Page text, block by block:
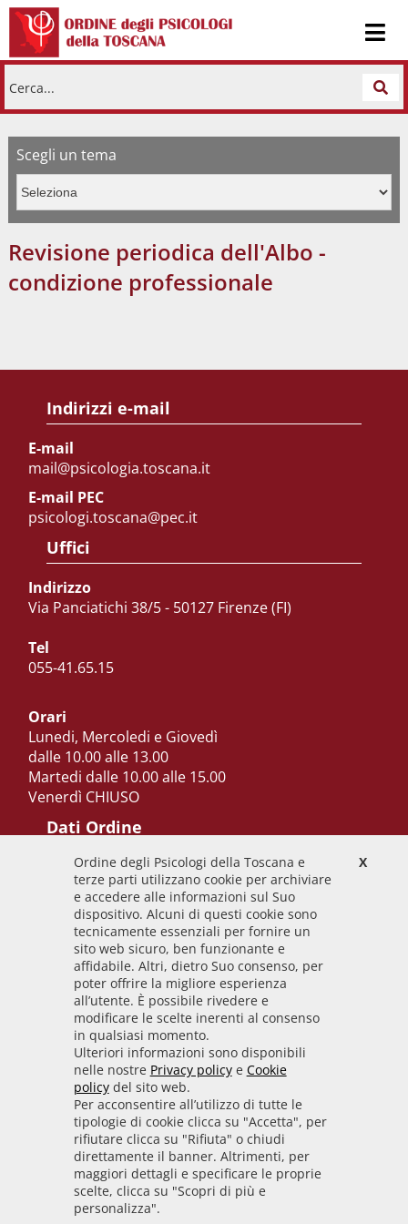
Cerca...
Scegli un tema
Revisione periodica dell'Albo -
condizione professionale
Indirizzi e-mail
E-mail
mail@psicologia.toscana.it
E-mail PEC
psicologi.toscana@pec.it
Uffici
Indirizzo
Via Panciatichi 38/5 - 50127 Firenze (FI)
Tel
055-41.65.15
Orari
Lunedi, Mercoledi e Giovedì
dalle 10.00 alle 13.00
Martedi dalle 10.00 alle 15.00
Venerdì CHIUSO
Dati Ordine
Codice Fiscale
92009700458
Codice IPA
odpt_to
Linee guida
Sito realizzato seguendo le linee guida di sviluppo
per i servizi web delle PA pubblicate da AGID in
collaborazione con il TEAM PER LA
TRASFORMAZIONE DIGITALE.
• Informativa cookie • Informativa privacy
• Amministrazione trasparente • Whistleblowing
X
Ordine degli Psicologi della Toscana e
terze parti utilizzano cookie per archiviare
e accedere alle informazioni sul Suo
dispositivo. Alcuni di questi cookie sono
tecnicamente essenziali per fornire un
sito web sicuro, ben funzionante e
affidabile. Altri, dietro Suo consenso, per
poter offrire la migliore esperienza
all’utente. È possibile rivedere e
modificare le scelte inerenti al consenso
in qualsiasi momento.
Ulteriori informazioni sono disponibili
nelle nostre Privacy policye Cookie
policydel sito web.
Per acconsentire all’utilizzo di tutte le
tipologie di cookie clicca su "Accetta", per
rifiutare clicca su "Rifiuta" o chiudi
direttamente il banner. Altrimenti, per
maggiori dettagli e specificare le proprie
scelte, clicca su "Scopri di più e
personalizza".